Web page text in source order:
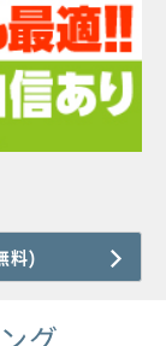
料)